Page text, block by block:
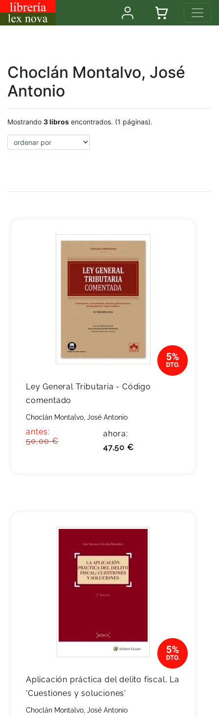
Choclán Montalvo, José
Antonio
Mostrando 3 libros encontrados. (1 páginas).
Ley General Tributaria - Código
comentado
Choclán Montalvo, José Antonio
antes:
50,00 €
ahora:
47,50 €
Aplicación práctica del delito fiscal, La
'Cuestiones y soluciones'
Choclán Montalvo, José Antonio